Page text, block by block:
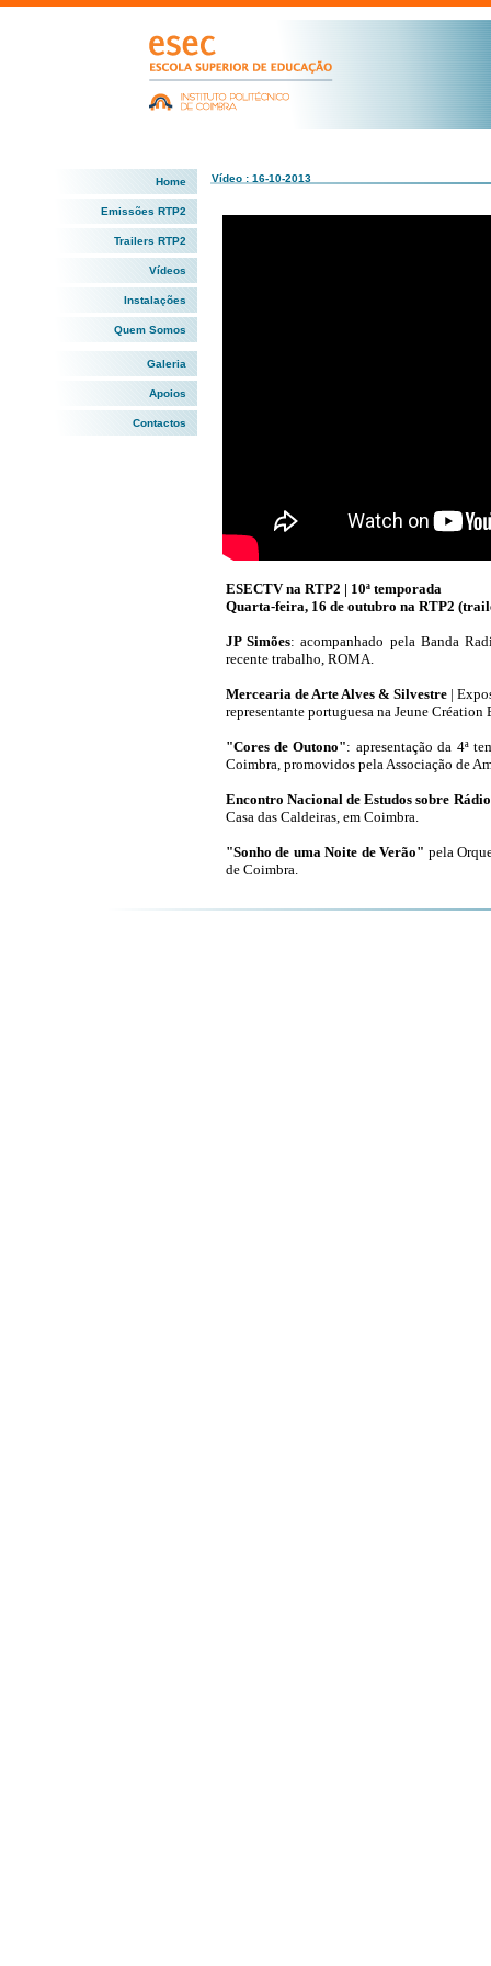
Home
Emissões RTP2
Trailers RTP2
Vídeos
Instalações
Quem Somos
Galeria
Apoios
Contactos
Vídeo : 16-10-2013
ESECTV na RTP2 | 10ª temporada
Quarta-feira, 16 de outubro na RTP2
JP Simões: acompanhado pela Banda
recente trabalho, ROMA.
Mercearia de Arte Alves & Silvestre|
representante portuguesa na Jeune
"Cores de Outono": apresentação da 4ª
Coimbra, promovidos pela Associação de
Encontro Nacional de Estudos sobre Rádio
Casa das Caldeiras, em Coimbra.
"Sonho de uma Noite de Verão" pela
de Coimbra.